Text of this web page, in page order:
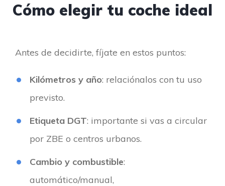
Cómo elegir tu coche ideal
Antes de decidirte, fíjate en estos puntos:
Kilómetros y año: relaciónalos con tu uso
previsto.
Etiqueta DGT: importante si vas a circular
por ZBE o centros urbanos.
Cambio y combustible:
automático/manual,